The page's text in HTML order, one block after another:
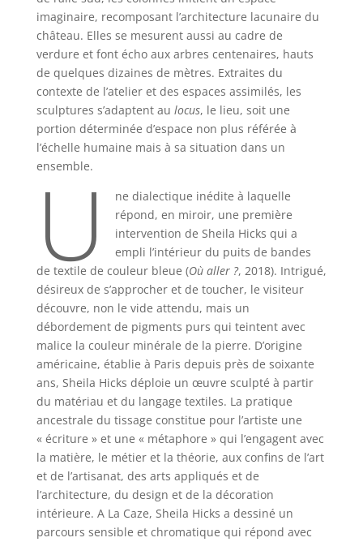
imaginaire, recomposant l’architecture lacunaire du
château. Elles se mesurent aussi au cadre de
verdure et font écho aux arbres centenaires, hauts
de quelques dizaines de mètres. Extraites du
contexte de l’atelier et des espaces assimilés, les
sculptures s’adaptent au locus, le lieu, soit une
portion déterminée d’espace non plus référée à
l’échelle humaine mais à sa situation dans un
ensemble.
U
ne dialectique inédite à laquelle
répond, en miroir, une première
intervention de Sheila Hicks qui a
empli l’intérieur du puits de bandes
de textile de couleur bleue (Où aller ?, 2018). Intrigué,
désireux de s’approcher et de toucher, le visiteur
découvre, non le vide attendu, mais un
débordement de pigments purs qui teintent avec
malice la couleur minérale de la pierre. D’origine
américaine, établie à Paris depuis près de soixante
ans, Sheila Hicks déploie un œuvre sculpté à partir
du matériau et du langage textiles. La pratique
ancestrale du tissage constitue pour l’artiste une
« écriture » et une « métaphore » qui l’engagent avec
la matière, le métier et la théorie, aux confins de l’art
et de l’artisanat, des arts appliqués et de
l’architecture, du design et de la décoration
intérieure. A La Caze, Sheila Hicks a dessiné un
parcours sensible et chromatique qui répond avec